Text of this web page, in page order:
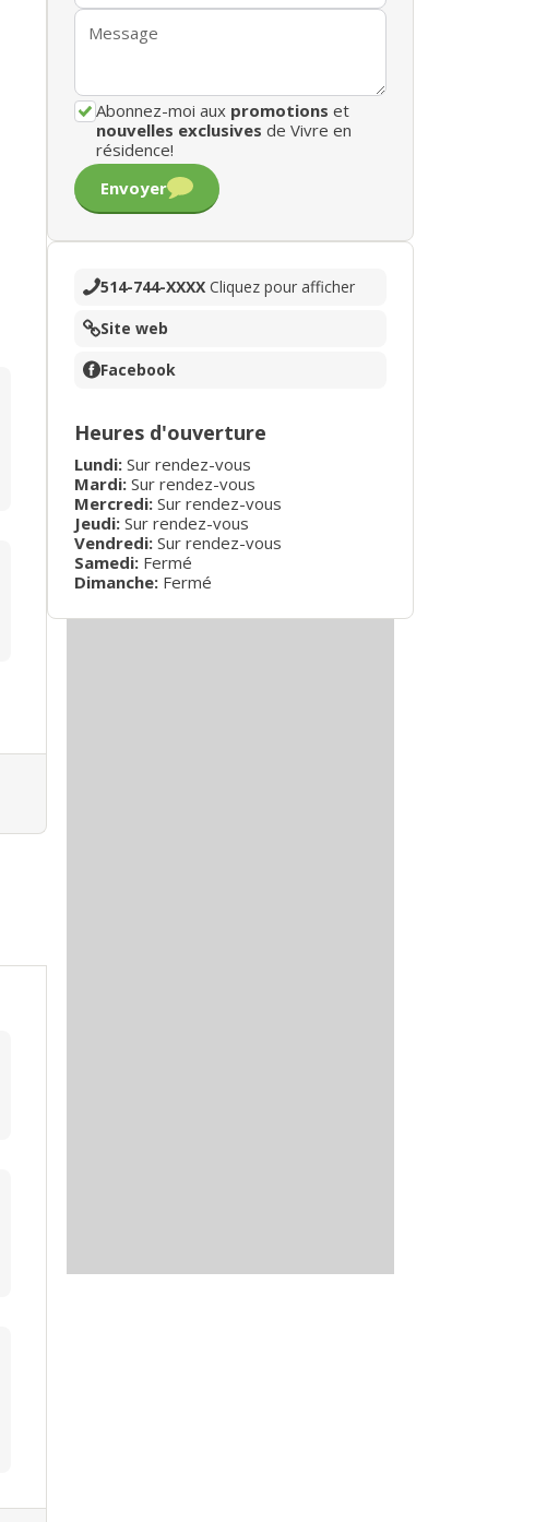
Abonnez-moi aux promotions et
nouvelles exclusives de Vivre en
résidence!
Envoyer
514-744-XXXX Cliquez pour afficher
Site web
Facebook
Heures d'ouverture
Lundi: Sur rendez-vous
Mardi: Sur rendez-vous
Mercredi: Sur rendez-vous
Jeudi: Sur rendez-vous
Vendredi: Sur rendez-vous
Samedi: Fermé
Dimanche: Fermé